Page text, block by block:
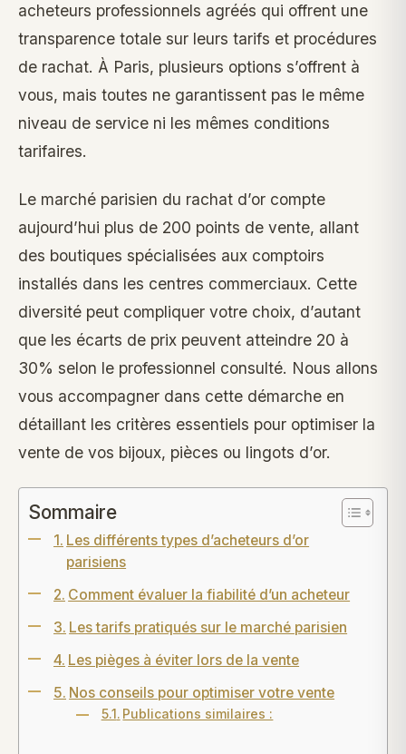
acheteurs professionnels agréés qui offrent une
transparence totale sur leurs tarifs et procédures
de rachat. À Paris, plusieurs options s’offrent à
vous, mais toutes ne garantissent pas le même
niveau de service ni les mêmes conditions
tarifaires.
Le marché parisien du rachat d’or compte
aujourd’hui plus de 200 points de vente, allant
des boutiques spécialisées aux comptoirs
installés dans les centres commerciaux. Cette
diversité peut compliquer votre choix, d’autant
que les écarts de prix peuvent atteindre 20 à
30% selon le professionnel consulté. Nous allons
vous accompagner dans cette démarche en
détaillant les critères essentiels pour optimiser la
vente de vos bijoux, pièces ou lingots d’or.
Sommaire
Les différents types d’acheteurs d’or
parisiens
Comment évaluer la fiabilité d’un acheteur
Les tarifs pratiqués sur le marché parisien
Les pièges à éviter lors de la vente
Nos conseils pour optimiser votre vente
Publications similaires :